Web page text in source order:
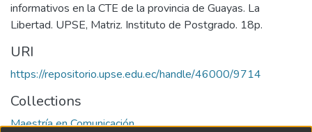
informativos en la CTE de la provincia de Guayas. La
Libertad. UPSE, Matriz. Instituto de Postgrado. 18p.
URI
https://repositorio.upse.edu.ec/handle/46000/9714
Collections
Maestría en Comunicación